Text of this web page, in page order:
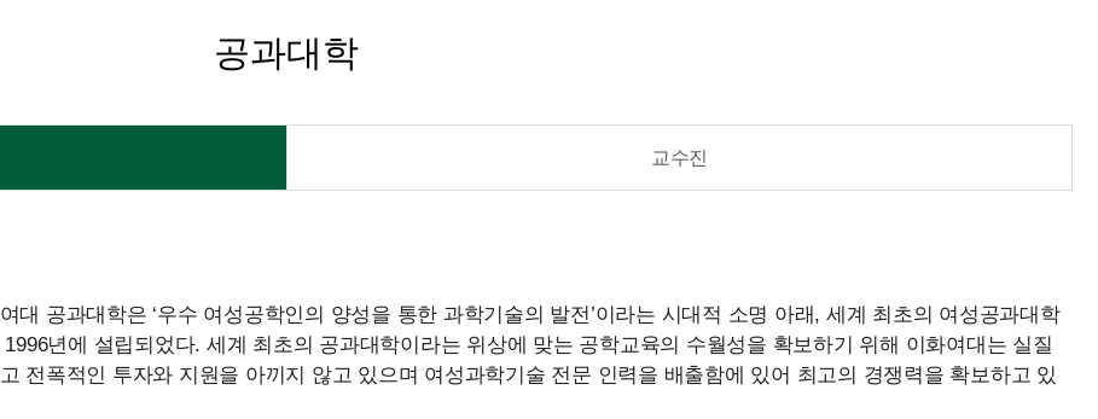
공과대학
교수진
대 공과대학은 ‘우수 여성공학인의 양성을 통한 과학기술의 발전’이라는 시대적 소명 아래, 세계 최초의 여성공과대학
1996년에 설립되었다. 세계 최초의 공과대학이라는 위상에 맞는 공학교육의 수월성을 확보하기 위해 이화여대는 실질
전폭적인 투자와 지원을 아끼지 않고 있으며 여성과학기술 전문 인력을 배출함에 있어 최고의 경쟁력을 확보하고 있